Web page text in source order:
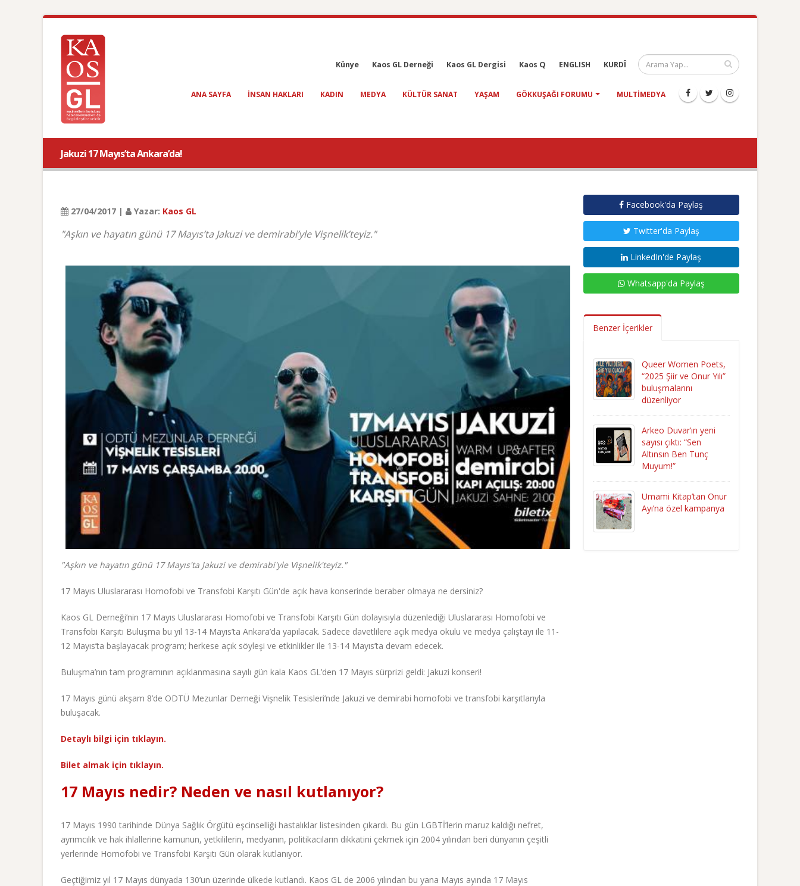
Künye Kaos GL Derneği Kaos GL Dergisi Kaos Q ENGLISH KURDÎ
ANA SAYFA INSAN HAKLARI KADIN MEDYA KÜLTÜR SANAT YAŞAM GÖKKUŞAĞI FORUMU MULTIMEDYA
Jakuzi 17 Mayıs’ta Ankara’da!
27/04/2017 | Yazar: Kaos GL
"Aşkın ve hayatın günü 17 Mayıs’ta Jakuzi ve demirabi’yle Vişnelik’teyiz."
"Aşkın ve hayatın günü 17 Mayıs'ta Jakuzi ve demirabi'yle Vişnelik'teyiz."
17 Mayıs Uluslararası Homofobi ve Transfobi Karşıtı Gün'de açık hava konserinde beraber olmaya ne dersiniz?
Kaos GL Derneği’nin 17 Mayıs Uluslararası Homofobi ve Transfobi Karşıtı Gün dolayısıyla düzenlediği Uluslararası Homofobi ve
Transfobi Karşıtı Buluşma bu yıl 13-14 Mayıs’ta Ankara’da yapılacak. Sadece davetlilere açık medya okulu ve medya çalıştayı ile 11-
12 Mayıs’ta başlayacak program; herkese açık söyleşi ve etkinlikler ile 13-14 Mayıs’ta devam edecek.
Buluşma’nın tam programının açıklanmasına sayılı gün kala Kaos GL’den 17 Mayıs sürprizi geldi: Jakuzi konseri!
17 Mayıs günü akşam 8’de ODTÜ Mezunlar Derneği Vişnelik Tesisleri’nde Jakuzi ve demirabi homofobi ve transfobi karşıtlarıyla
buluşacak.
Detaylı bilgi için tıklayın.
Bilet almak için tıklayın.
17 Mayıs nedir? Neden ve nasıl kutlanıyor?
17 Mayıs 1990 tarihinde Dünya Sağlık Örgütü eşcinselliği hastalıklar listesinden çıkardı. Bu gün LGBTİ’lerin maruz kaldığı nefret,
ayrımcılık ve hak ihlallerine kamunun, yetkililerin, medyanın, politikacıların dikkatini çekmek için 2004 yılından beri dünyanın çeşitli
yerlerinde Homofobi ve Transfobi Karşıtı Gün olarak kutlanıyor.
Geçtiğimiz yıl 17 Mayıs dünyada 130’un üzerinde ülkede kutlandı. Kaos GL de 2006 yılından bu yana Mayıs ayında 17 Mayıs
Facebook'da Paylaş
Twitter'da Paylaş
LinkedIn'de Paylaş
Whatsapp'da Paylaş
Benzer İçerikler
Queer Women Poets,
“2025 Şiir ve Onur Yılı”
buluşmalarını
düzenliyor
Arkeo Duvar’ın yeni
sayısı çıktı: “Sen
Altınsın Ben Tunç
Muyum!”
Umami Kitap’tan Onur
Ayı’na özel kampanya